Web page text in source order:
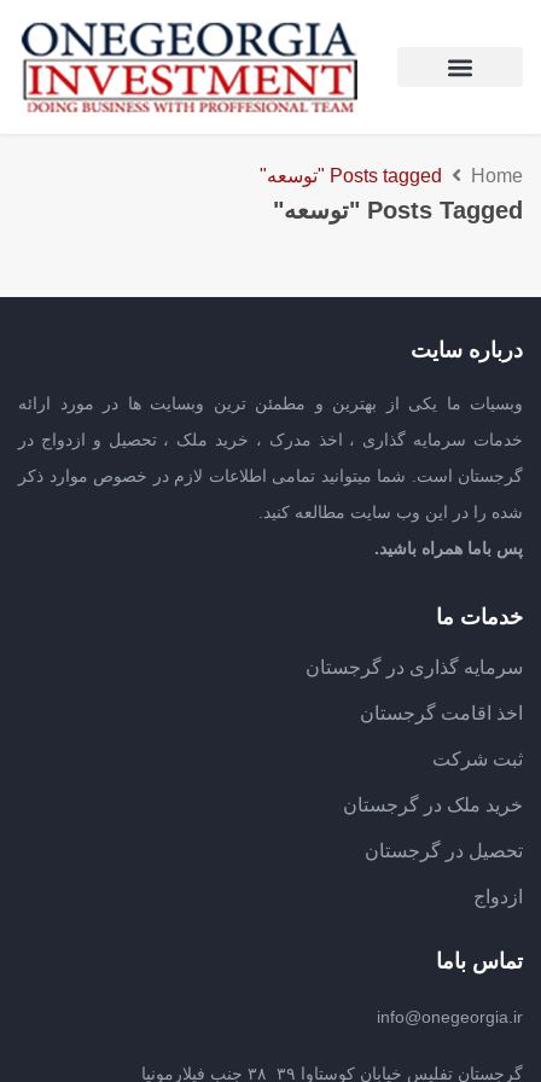
Home Posts tagged "توسعه"
Posts Tagged "توسعه"
درباره سایت
وبسیات ما یکی از بهترین و مطمئن ترین وبسایت ها در مورد ارائه
خدمات سرمایه گذاری ، اخذ مدرک ، خرید ملک ، تحصیل و ازدواج در
گرجستان است. شما میتوانید تمامی اطلاعات لازم در خصوص موارد ذکر
شده را در این وب سایت مطالعه کنید.
پس باما همراه باشید.
خدمات ما
سرمایه گذاری در گرجستان
اخذ اقامت گرجستان
ثبت شرکت
خرید ملک در گرجستان
تحصیل در گرجستان
ازدواج
تماس باما
info@onegeorgia.ir
گرجستان تفلیس خیابان کوستاوا ۳۹_۳۸ جنب فیلارمونیا